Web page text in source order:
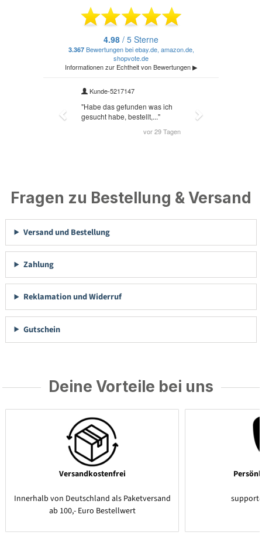
Fragen zu Bestellung & Versand
Versand und Bestellung
Zahlung
Reklamation und Widerruf
Gutschein
Deine Vorteile bei uns
Versandkostenfrei
Innerhalb von Deutschland als Paketversand
ab 100,- Euro Bestellwert